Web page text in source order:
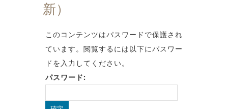
新）
このコンテンツはパスワードで保護され
ています。閲覧するには以下にパスワー
ドを入力してください。
パスワード: